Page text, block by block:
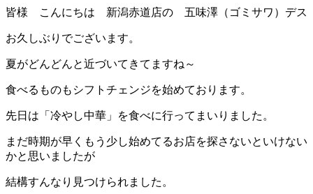
皆様 こんにちは 新潟赤道店の 五味澤（ゴミサワ）デス
お久しぶりでございます。
夏がどんどんと近づいてきてますね～
食べるものもシフトチェンジを始めております。
先日は「冷やし中華」を食べに行ってまいりました。
まだ時期が早くもう少し始めてるお店を探さないといけない
かと思いましたが
結構すんなり見つけられました。